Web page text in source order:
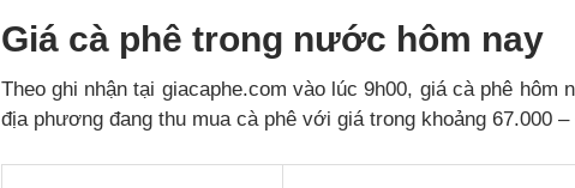
Giá cà phê trong nước hôm nay
Theo ghi nhận tại giacaphe.com vào lúc 9h00, giá cà phê hôm
địa phương đang thu mua cà phê với giá trong khoảng 67.000 –